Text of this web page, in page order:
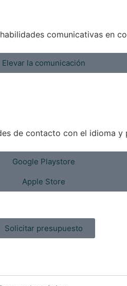
comunicativas en
Elevar la comunicación
de contacto con el idioma y
Google Playstore
Apple Store
Solicitar presupuesto